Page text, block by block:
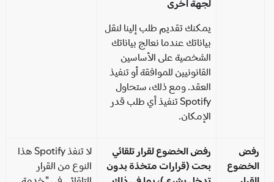
لجهة أخرى
يمكنك تقديم طلب إلينا لنقل
بياناتك عندما نعالج بياناتك
الشخصية على الأساسين
القانونيين للموافقة أو تنفيذ
العقد. ومع ذلك، ستحاول
Spotify تنفيذ أي طلب قدر
الإمكان.
رفض الخضوع لقرار تلقائي
بحت (قرارات متخذة بدون
لا تنفذ Spotify هذا
النوع من القرار